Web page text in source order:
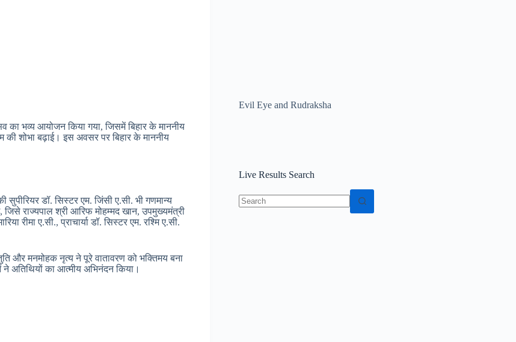
का भव्य आयोजन किया गया, जिसमें बिहार के माननीय
शोभा बढ़ाई। इस अवसर पर बिहार के माननीय
सुपीरियर डॉ. सिस्टर एम. जिंसी ए.सी. भी गणमान्य
राज्यपाल श्री आरिफ मोहम्मद खान, उपमुख्यमंत्री
रीमा ए.सी., प्राचार्या डॉ. सिस्टर एम. रश्मि ए.सी.
और मनमोहक नृत्य ने पूरे वातावरण को भक्तिमय बना
अतिथियों का आत्मीय अभिनंदन किया।
Evil Eye and Rudraksha
Live Results Search